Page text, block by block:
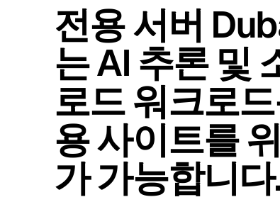
오세아니아 서버 (2)
전용 서버
는 AI 추론 및
로드 워크로
용 사이트를
가 가능합니